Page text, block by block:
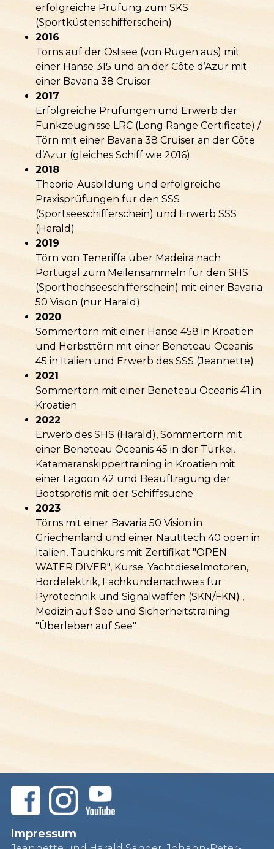
erfolgreiche Prüfung zum SKS
(Sportküstenschifferschein)
2016
Törns auf der Ostsee (von Rügen aus) mit
einer Hanse 315 und an der Côte d’Azur mit
einer Bavaria 38 Cruiser
2017
Erfolgreiche Prüfungen und Erwerb der
Funkzeugnisse LRC (Long Range Certificate) /
Törn mit einer Bavaria 38 Cruiser an der Côte
d’Azur (gleiches Schiff wie 2016)
2018
Theorie-Ausbildung und erfolgreiche
Praxisprüfungen für den SSS
(Sportseeschifferschein) und Erwerb SSS
(Harald)
2019
Törn von Teneriffa über Madeira nach
Portugal zum Meilensammeln für den SHS
(Sporthochseeschifferschein) mit einer Bavaria
50 Vision (nur Harald)
2020
Sommertörn mit einer Hanse 458 in Kroatien
und Herbsttörn mit einer Beneteau Oceanis
45 in Italien und Erwerb des SSS (Jeannette)
2021
Sommertörn mit einer Beneteau Oceanis 41 in
Kroatien
2022
Erwerb des SHS (Harald), Sommertörn mit
einer Beneteau Oceanis 45 in der Türkei,
Katamaranskippertraining in Kroatien mit
einer Lagoon 42 und Beauftragung der
Bootsprofis mit der Schiffssuche
2023
Törns mit einer Bavaria 50 Vision in
Griechenland und einer Nautitech 40 open in
Italien, Tauchkurs mit Zertifikat "OPEN
WATER DIVER", Kurse: Yachtdieselmotoren,
Bordelektrik, Fachkundenachweis für
Pyrotechnik und Signalwaffen (SKN/FKN) ,
Medizin auf See und Sicherheitstraining
"Überleben auf See"
Impressum